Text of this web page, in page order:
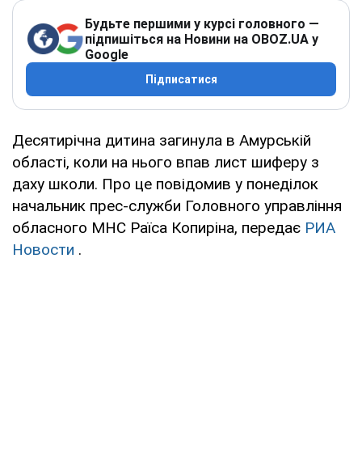
Будьте першими у курсі головного —
підпишіться на Новини на OBOZ.UA у
Google
Підписатися
Десятирічна дитина загинула в Амурській
області, коли на нього впав лист шиферу з
даху школи. Про це повідомив у понеділок
начальник прес-служби Головного управління
обласного МНС Раїса Копиріна, передає РИА
Новости .